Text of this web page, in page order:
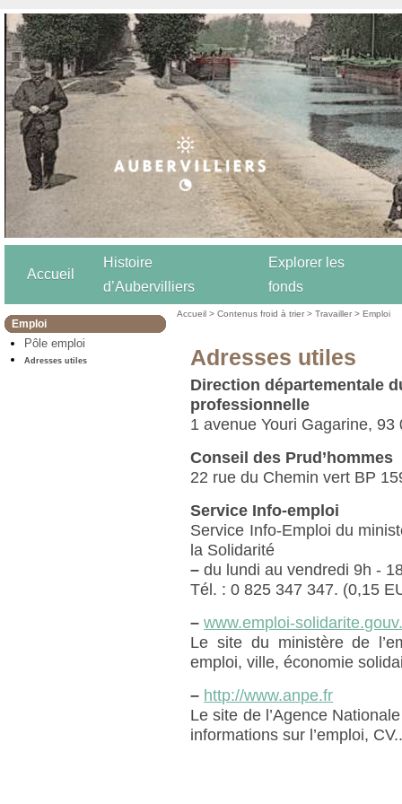
Accueil
Histoire
d’Aubervilliers
Explorer les
fonds
Emploi
Pôle emploi
Adresses utiles
Accueil >Contenus froid à trier >Travailler >Emploi
Adresses utiles
Direction départementale
professionnelle
1 avenue Youri Gagarine,
Conseil des Prud’hommes
22 rue du Chemin vert BP
Service Info-emploi
Service Info-Emploi du
la Solidarité
– du lundi au vendredi 9h -
Tél. : 0 825 347 347. (0,15
– www.emploi-
Le site du ministère de
emploi, ville, économie
– http://www.anpe.fr
Le site de l’Agence
informations sur l’emploi,